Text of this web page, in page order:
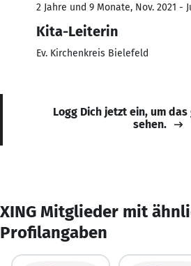
2 Jahre und 9 Monate, Nov. 2021 -
Kita-Leiterin
Ev. Kirchenkreis Bielefeld
Logg Dich jetzt ein, um
sehen.
XING Mitglieder mit
Profilangaben